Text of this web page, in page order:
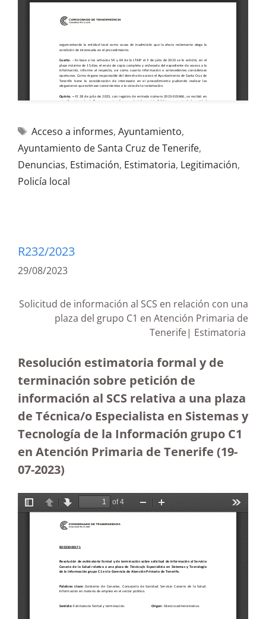
Acceso a informes, Ayuntamiento,
Ayuntamiento de Santa Cruz de Tenerife,
Denuncias, Estimación, Estimatoria, Legitimación,
Policía local
R232/2023
29/08/2023
Solicitud de información al SCS en relación con una
plaza del grupo C1 en Atención Primaria de
Tenerife| Estimatoria
Resolución estimatoria formal y de
terminación sobre petición de
información al SCS relativa a una plaza
de Técnica/o Especialista en Sistemas y
Tecnología de la Información grupo C1
en Atención Primaria de Tenerife (19-
07-2023)